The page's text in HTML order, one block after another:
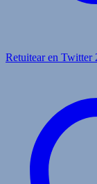
Retuitear en Twitter